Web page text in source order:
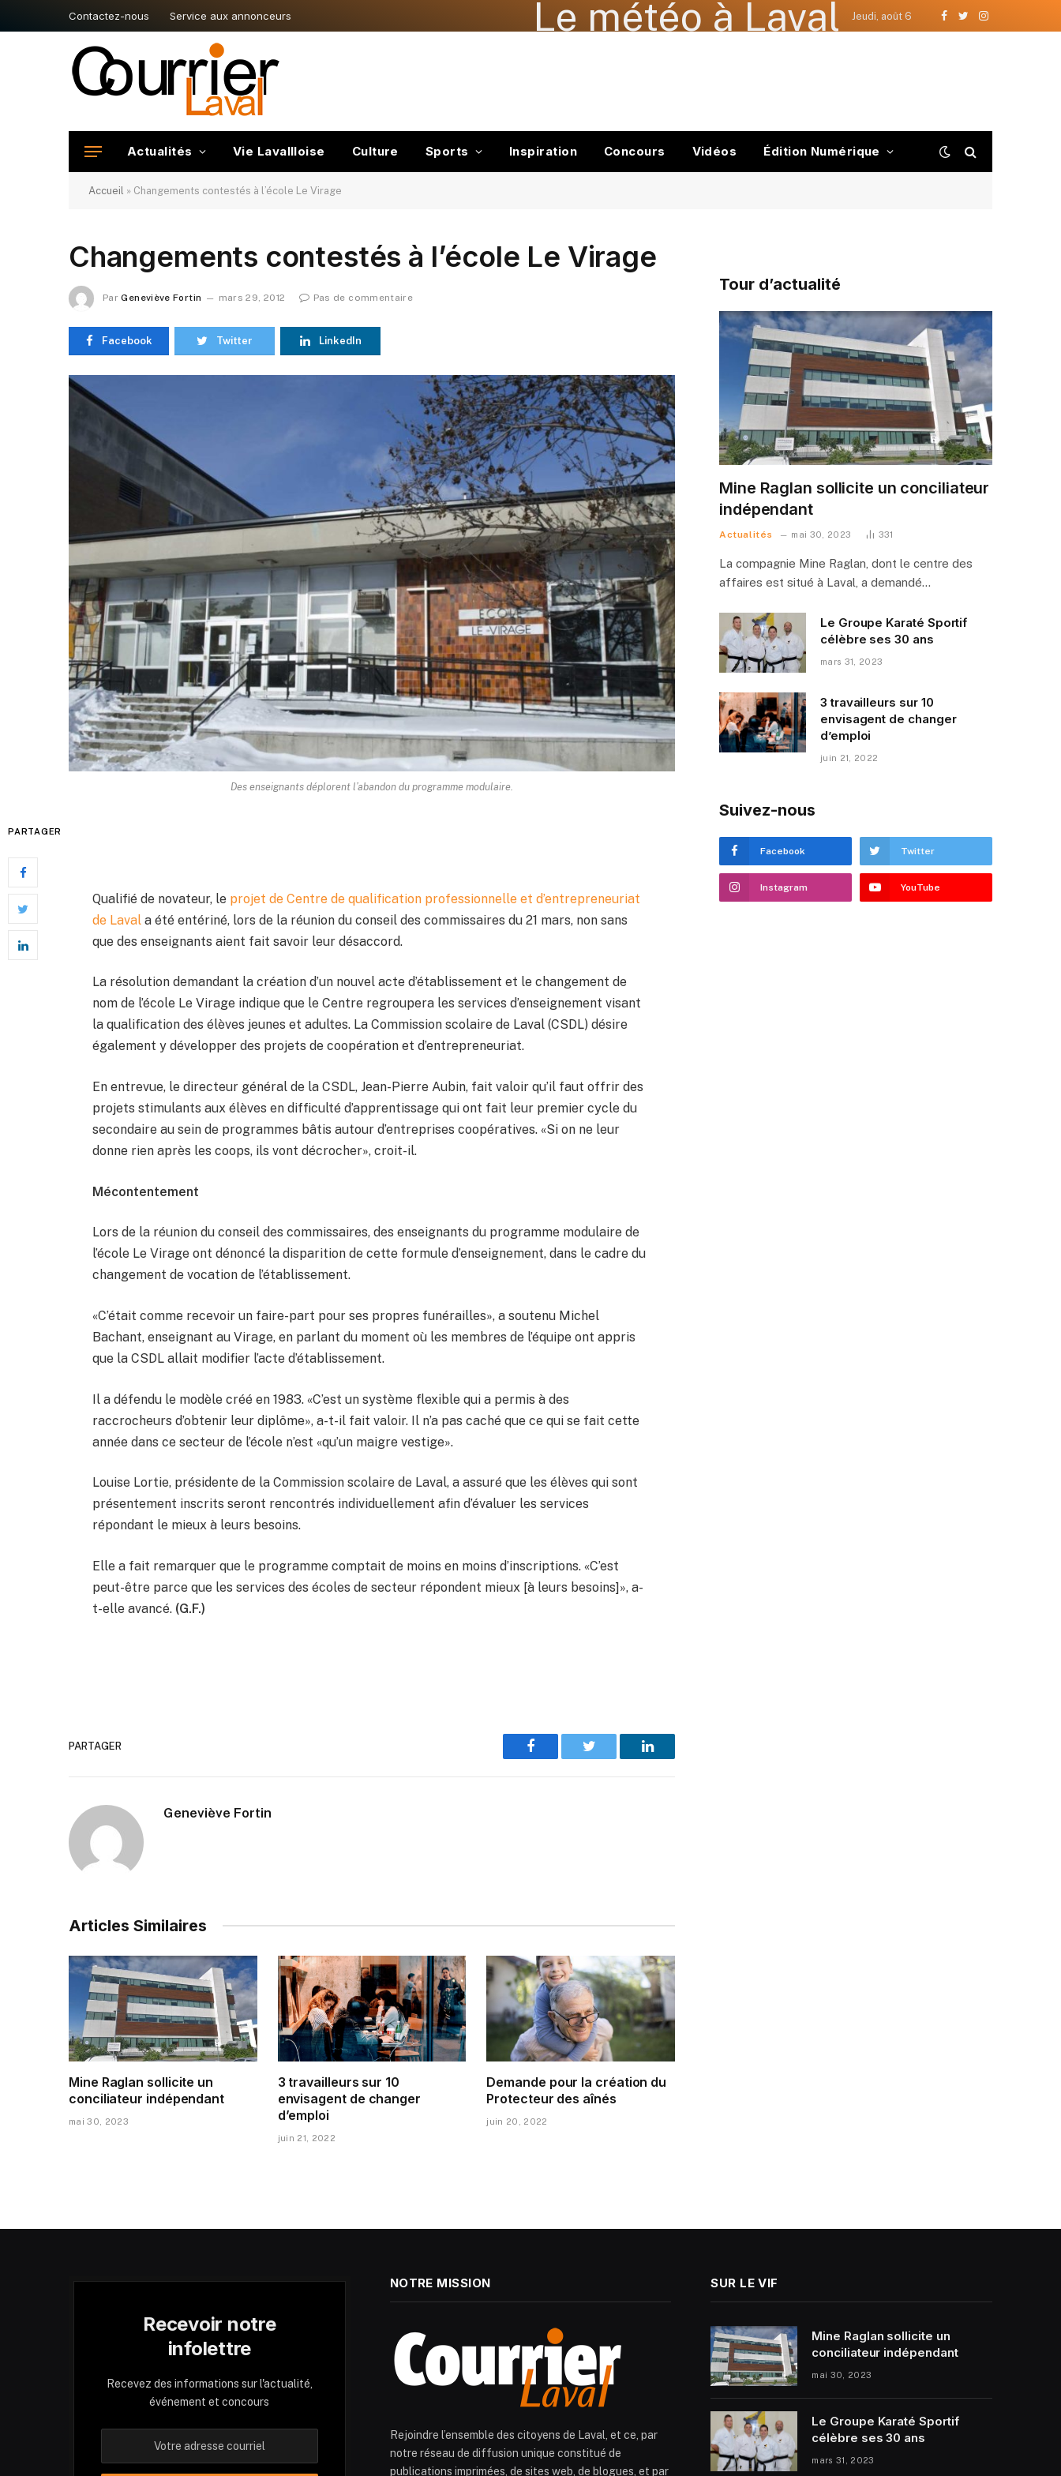
Contactez-nous Service aux annonceurs Le météo à Laval Jeudi, août 6
Facebook
TwitterInstagram
Actualités Vie Lavallloise Culture Sports Inspiration Concours Vidéos Édition Numérique
Accueil » Changements contestés à l’école Le Virage
Changements contestés à l’école Le Virage
Par Geneviève Fortin mars 29, 2012 Pas de commentaire
Facebook Twitter LinkedIn
Des enseignants déplorent l’abandon du programme modulaire.
PARTAGER
Qualifié de novateur, le projet de Centre de qualification professionnelle et d’entrepreneuriat
de Lavala été entériné, lors de la réunion du conseil des commissaires du 21 mars, non sans
que des enseignants aient fait savoir leur désaccord.
La résolution demandant la création d’un nouvel acte d’établissement et le changement de
nom de l’école Le Virage indique que le Centre regroupera les services d’enseignement visant
la qualification des élèves jeunes et adultes. La Commission scolaire de Laval (CSDL) désire
également y développer des projets de coopération et d’entrepreneuriat.
En entrevue, le directeur général de la CSDL, Jean-Pierre Aubin, fait valoir qu’il faut offrir des
projets stimulants aux élèves en difficulté d’apprentissage qui ont fait leur premier cycle du
secondaire au sein de programmes bâtis autour d’entreprises coopératives. «Si on ne leur
donne rien après les coops, ils vont décrocher», croit-il.
Mécontentement
Lors de la réunion du conseil des commissaires, des enseignants du programme modulaire de
l’école Le Virage ont dénoncé la disparition de cette formule d’enseignement, dans le cadre du
changement de vocation de l’établissement.
«C’était comme recevoir un faire-part pour ses propres funérailles», a soutenu Michel
Bachant, enseignant au Virage, en parlant du moment où les membres de l’équipe ont appris
que la CSDL allait modifier l’acte d’établissement.
Il a défendu le modèle créé en 1983. «C’est un système flexible qui a permis à des
raccrocheurs d’obtenir leur diplôme», a-t-il fait valoir. Il n’a pas caché que ce qui se fait cette
année dans ce secteur de l’école n’est «qu’un maigre vestige».
Louise Lortie, présidente de la Commission scolaire de Laval, a assuré que les élèves qui sont
présentement inscrits seront rencontrés individuellement afin d’évaluer les services
répondant le mieux à leurs besoins.
Elle a fait remarquer que le programme comptait de moins en moins d’inscriptions. «C’est
peut-être parce que les services des écoles de secteur répondent mieux [à leurs besoins]», a-
t-elle avancé. (G.F.)
PARTAGER
Facebook Twitter LinkedIn
Geneviève Fortin
Articles Similaires
Mine Raglan sollicite un
conciliateur indépendant
mai 30, 2023
3 travailleurs sur 10
envisagent de changer
d’emploi
juin 21, 2022
Demande pour la création du
Protecteur des aînés
juin 20, 2022
Tour d’actualité
Mine Raglan sollicite un conciliateur
indépendant
Actualités mai 30, 2023 331
La compagnie Mine Raglan, dont le centre des
affaires est situé à Laval, a demandé…
Le Groupe Karaté Sportif
célèbre ses 30 ans
mars 31, 2023
3 travailleurs sur 10
envisagent de changer
d’emploi
juin 21, 2022
Suivez-nous
Facebook Twitter
Instagram YouTube
Recevoir notre
infolettre
Recevez des informations sur l'actualité,
événement et concours
NOTRE MISSION
Rejoindre l’ensemble des citoyens de Laval, et ce, par
notre réseau de diffusion unique constitué de
publications imprimées, de sites web, de blogues, et par
SUR LE VIF
Mine Raglan sollicite un
conciliateur indépendant
mai 30, 2023
Le Groupe Karaté Sportif
célèbre ses 30 ans
mars 31, 2023